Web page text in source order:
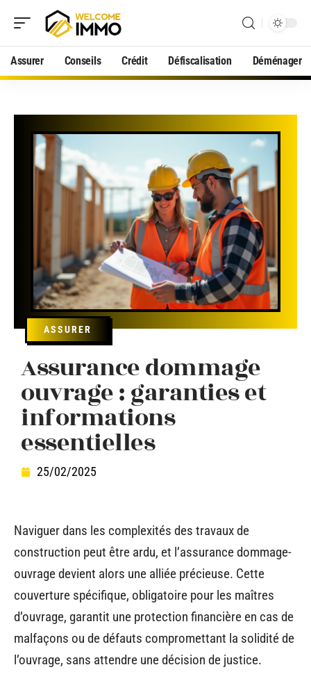
Assurer Conseils Crédit Défiscalisation Déménager
ASSURER
Assurance dommage
ouvrage : garanties et
informations
essentielles
25/02/2025
Naviguer dans les complexités des travaux de
construction peut être ardu, et l’assurance dommage-
ouvrage devient alors une alliée précieuse. Cette
couverture spécifique, obligatoire pour les maîtres
d’ouvrage, garantit une protection financière en cas de
malfaçons ou de défauts compromettant la solidité de
l’ouvrage, sans attendre une décision de justice.